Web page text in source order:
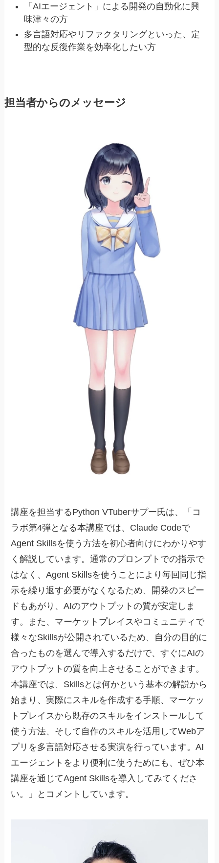
「AIエージェント」による開発の自動化に興
味津々の方
多言語対応やリファクタリングといった、定
型的な反復作業を効率化したい方
担当者からのメッセージ
講座を担当するPython VTuberサプー氏は、「コ
ラボ第4弾となる本講座では、Claude Codeで
Agent Skillsを使う方法を初心者向けにわかりやす
く解説しています。通常のプロンプトでの指示で
はなく、Agent Skillsを使うことにより毎回同じ指
示を繰り返す必要がなくなるため、開発のスピー
ドもあがり、AIのアウトプットの質が安定しま
す。また、マーケットプレイスやコミュニティで
様々なSkillsが公開されているため、自分の目的に
合ったものを選んで導入するだけで、すぐにAIの
アウトプットの質を向上させることができます。
本講座では、Skillsとは何かという基本の解説から
始まり、実際にスキルを作成する手順、マーケッ
トプレイスから既存のスキルをインストールして
使う方法、そして自作のスキルを活用してWebア
プリを多言語対応させる実演を行っています。AI
エージェントをより便利に使うためにも、ぜひ本
講座を通じてAgent Skillsを導入してみてくださ
い。」とコメントしています。